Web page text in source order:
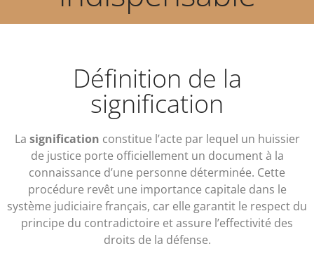
Définition de la
signification
La signification constitue l’acte par lequel un huissier
de justice porte officiellement un document à la
connaissance d’une personne déterminée. Cette
procédure revêt une importance capitale dans le
système judiciaire français, car elle garantit le respect du
principe du contradictoire et assure l’effectivité des
droits de la défense.